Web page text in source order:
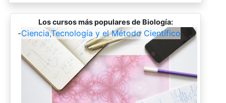
Los cursos más populares de Biología:
-Ciencia,Tecnología y el Método Científico